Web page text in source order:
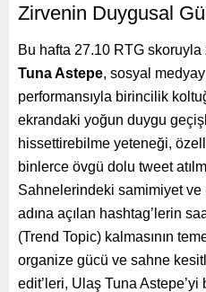
Zirvenin Duygusal
Bu hafta 27.10 RTG skoruyla
Tuna Astepe, sosyal
performansıyla birincilik
ekrandaki yoğun duygu
hissettirebilme yeteneği,
binlerce övgü dolu tweet
Sahnelerindeki samimiyet
adına açılan hashtag’lerin
(Trend Topic) kalmasının
organize gücü ve sahne
edit’leri, Ulaş Tuna Astepe’yi